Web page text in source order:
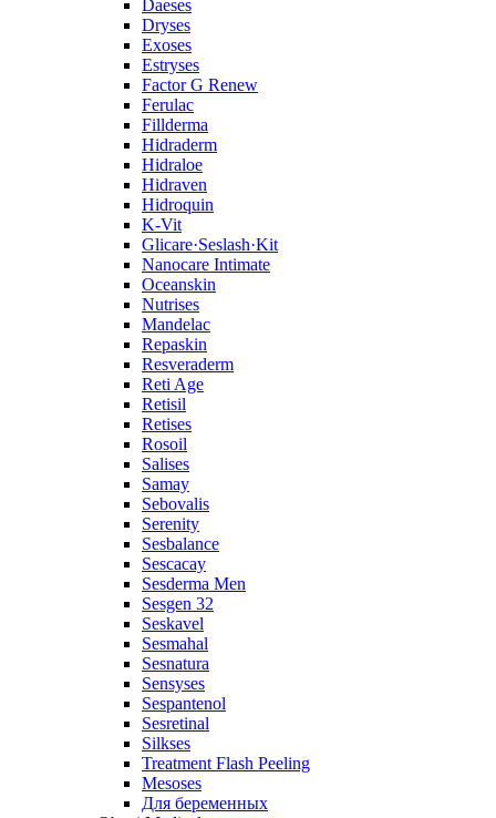
Daeses
Dryses
Exoses
Estryses
Factor G Renew
Ferulac
Fillderma
Hidraderm
Hidraloe
Hidraven
Hidroquin
K-Vit
Glicare·Seslash·Kit
Nanocare Intimate
Oceanskin
Nutrises
Mandelac
Repaskin
Resveraderm
Reti Age
Retisil
Retises
Rosoil
Salises
Samay
Sebovalis
Serenity
Sesbalance
Sescacay
Sesderma Men
Sesgen 32
Seskavel
Sesmahal
Sesnatura
Sensyses
Sespantenol
Sesretinal
Silkses
Treatment Flash Peeling
Mesoses
Для беременных